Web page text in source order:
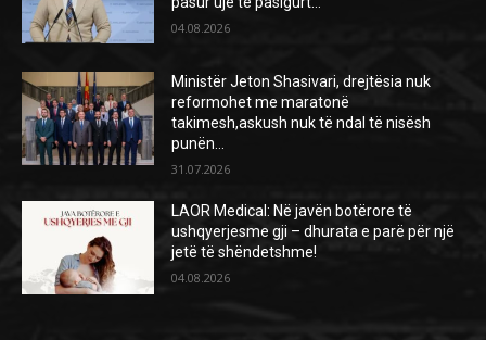
04.08.2026
Ministër Jeton Shasivari, drejtësia nuk
reformohet me maratonë
takimesh,askush nuk të ndal të nisësh
punën…
31.07.2026
LAOR Medical: Në javën botërore të
ushqyerjesme gji – dhurata e parë për një
jetë të shëndetshme!
04.08.2026